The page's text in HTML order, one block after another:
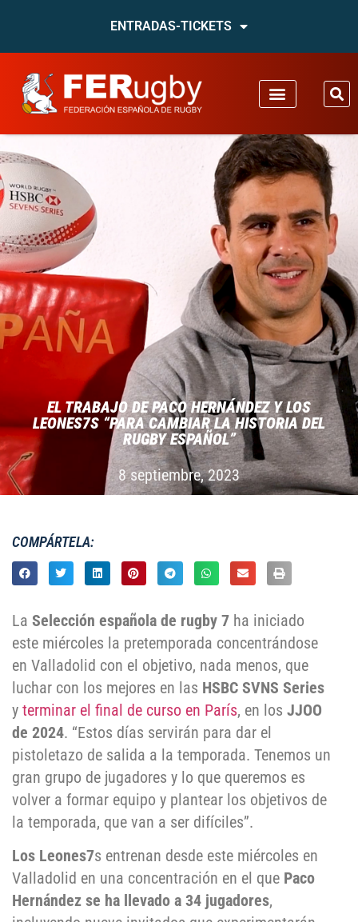
ENTRADAS-TICKETS
EL TRABAJO DE PACO HERNÁNDEZ Y LOS
LEONES7S “PARA CAMBIAR LA HISTORIA DEL
RUGBY ESPAÑOL”
8 septiembre, 2023
COMPÁRTELA:
La Selección española de rugby 7 ha iniciado
este miércoles la pretemporada concentrándose
en Valladolid con el objetivo, nada menos, que
luchar con los mejores en las HSBC SVNS Series
y terminar el final de curso en París, en los JJOO
de 2024. “Estos días servirán para dar el
pistoletazo de salida a la temporada. Tenemos un
gran grupo de jugadores y lo que queremos es
volver a formar equipo y plantear los objetivos de
la temporada, que van a ser difíciles”.
Los Leones7s entrenan desde este miércoles en
Valladolid en una concentración en el que Paco
Hernández se ha llevado a 34 jugadores,